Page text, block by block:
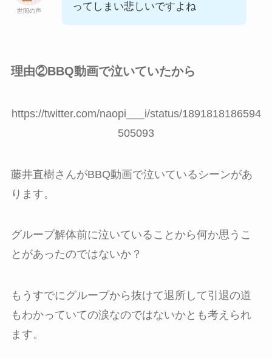
世間の声
ってしまい悲しいですよね
理由②BBQ動画で泣いていたから
https://twitter.com/naopi___i/status/1891818186594
505093
藤井直樹さんがBBQ動画で泣いているシーンがあ
ります。
グループ解体前に泣いていることから何か思うこ
とがあったのではないか？
もうすでにグループから抜けて退所して引退の道
もわかっていての涙なのではないかとも考えられ
ます。